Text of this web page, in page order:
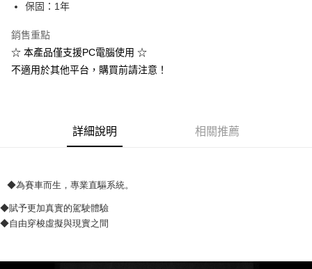
ATM付款
保固：1年
銷售重點
☆ 本產品僅支援PC電腦使用 ☆
不適用於其他平台，購買前請注意！
詳細說明 相關推薦
◆為賽車而生，專業直驅系統。
◆賦予更加真實的駕駛體驗
◆自由穿梭虛擬與現實之間